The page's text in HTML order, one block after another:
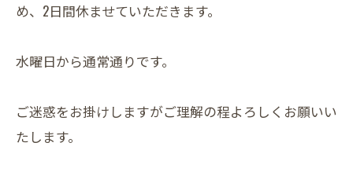
め、2日間休ませていただきます。
水曜日から通常通りです。
ご迷惑をお掛けしますがご理解の程よろしくお願いい
たします。